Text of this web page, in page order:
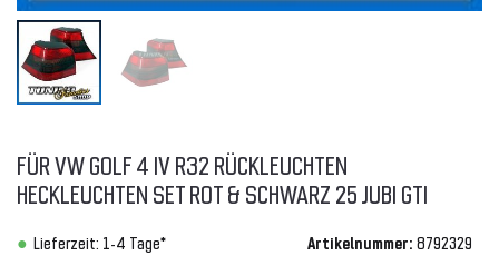
FÜR VW GOLF 4 IV R32 RÜCKLEUCHTEN
HECKLEUCHTEN SET ROT & SCHWARZ 25 JUBI GTI
Lieferzeit: 1-4 Tage*
Artikelnummer: 8792329